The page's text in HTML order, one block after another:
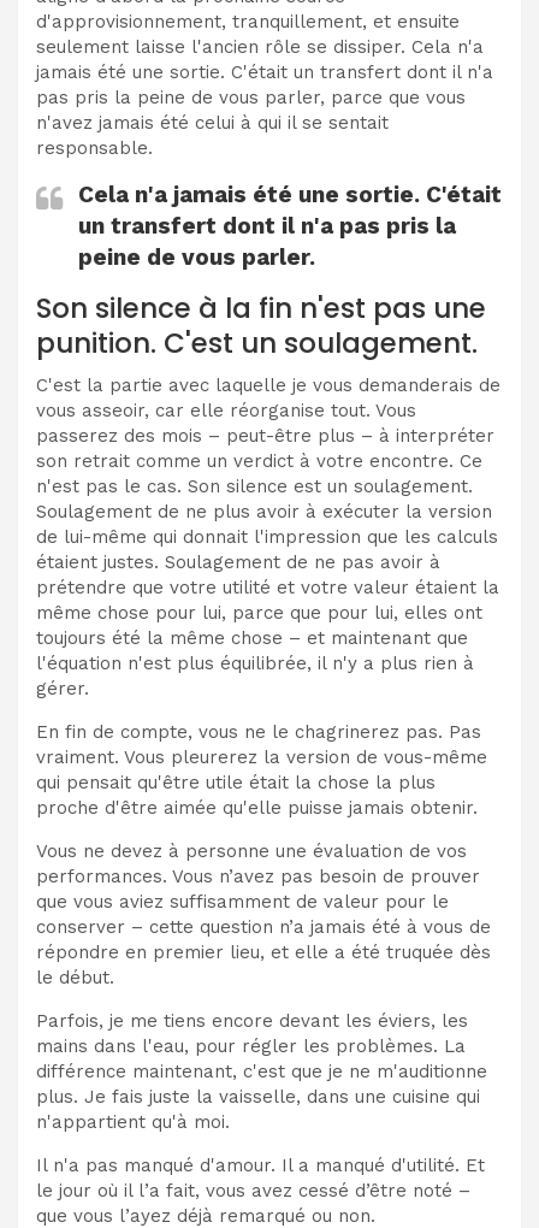
d'approvisionnement, tranquillement, et ensuite
seulement laisse l'ancien rôle se dissiper. Cela n'a
jamais été une sortie. C'était un transfert dont il n'a
pas pris la peine de vous parler, parce que vous
n'avez jamais été celui à qui il se sentait
responsable.
Cela n'a jamais été une sortie. C'était
un transfert dont il n'a pas pris la
peine de vous parler.
Son silence à la fin n'est pas une
punition. C'est un soulagement.
C'est la partie avec laquelle je vous demanderais de
vous asseoir, car elle réorganise tout. Vous
passerez des mois – peut-être plus – à interpréter
son retrait comme un verdict à votre encontre. Ce
n'est pas le cas. Son silence est un soulagement.
Soulagement de ne plus avoir à exécuter la version
de lui-même qui donnait l'impression que les calculs
étaient justes. Soulagement de ne pas avoir à
prétendre que votre utilité et votre valeur étaient la
même chose pour lui, parce que pour lui, elles ont
toujours été la même chose – et maintenant que
l'équation n'est plus équilibrée, il n'y a plus rien à
gérer.
En fin de compte, vous ne le chagrinerez pas. Pas
vraiment. Vous pleurerez la version de vous-même
qui pensait qu'être utile était la chose la plus
proche d'être aimée qu'elle puisse jamais obtenir.
Vous ne devez à personne une évaluation de vos
performances. Vous n’avez pas besoin de prouver
que vous aviez suffisamment de valeur pour le
conserver – cette question n’a jamais été à vous de
répondre en premier lieu, et elle a été truquée dès
le début.
Parfois, je me tiens encore devant les éviers, les
mains dans l'eau, pour régler les problèmes. La
différence maintenant, c'est que je ne m'auditionne
plus. Je fais juste la vaisselle, dans une cuisine qui
n'appartient qu'à moi.
Il n'a pas manqué d'amour. Il a manqué d'utilité. Et
le jour où il l’a fait, vous avez cessé d’être noté –
que vous l’ayez déjà remarqué ou non.